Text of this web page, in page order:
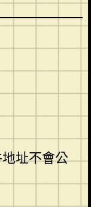
址不會公